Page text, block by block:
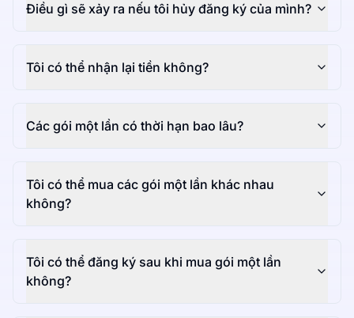
Điều gì sẽ xảy ra nếu tôi hủy đăng ký của mình?
Tôi có thể nhận lại tiền không?
Các gói một lần có thời hạn bao lâu?
Tôi có thể mua các gói một lần khác nhau
không?
Tôi có thể đăng ký sau khi mua gói một lần
không?